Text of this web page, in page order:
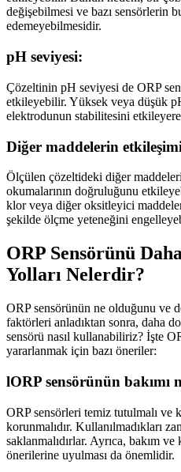
değişebilmesi ve bazı sensörlerin
edemeyebilmesidir.
pH seviyesi:
Çözeltinin pH seviyesi de ORP
etkileyebilir. Yüksek veya düşük
elektrodunun stabilitesini
Diğer maddelerin
Ölçülen çözeltideki diğer
okumalarının doğruluğunu
klor veya diğer oksitleyici
şekilde ölçme yeteneğini
ORP Sensörünü
Yolları Nelerdir?
ORP sensörünün ne olduğunu ve
faktörleri anladıktan sonra, daha
sensörü nasıl kullanabiliriz? İşte
yararlanmak için bazı öneriler:
lORP sensörünün bakımı
ORP sensörleri temiz tutulmalı ve
korunmalıdır. Kullanılmadıkları
saklanmalıdırlar. Ayrıca, bakım
önerilerine uyulması da önemlidir.